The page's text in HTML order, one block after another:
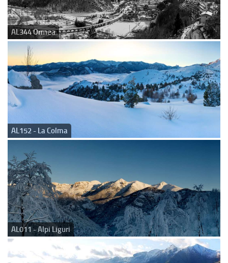
AL344 Ormea
AL152 - La Colma
AL011 - Alpi Liguri